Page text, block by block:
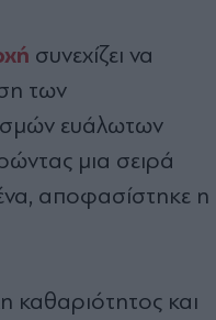
συνεχίζει να
των
ευάλωτων
μια σειρά
αποφασίστηκε η
καθαριότητος και